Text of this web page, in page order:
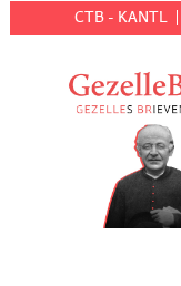
CTB - KANTL